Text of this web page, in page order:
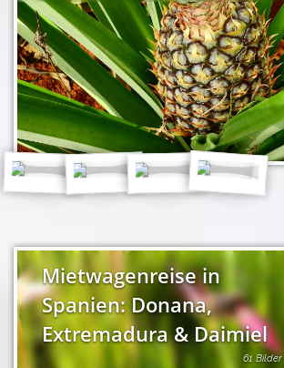
Mietwagenreise in
Spanien: Donana,
Extremadura & Daimiel
61 Bilder